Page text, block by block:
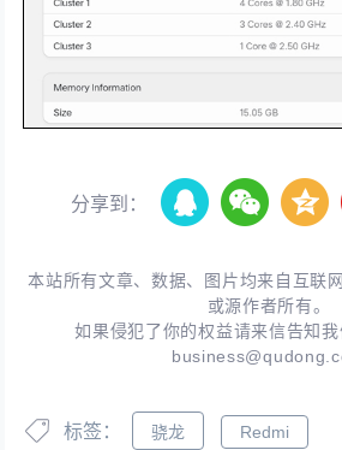
分享到：
本站所有文章、数据、图片均来自互联
或源作者所有。
如果侵犯了你的权益请来信告知我
标签： 骁龙 Redmi